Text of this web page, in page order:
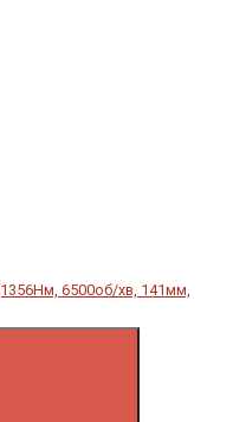
6500об/хв, 141мм,